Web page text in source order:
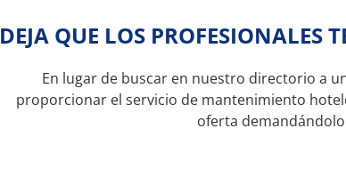
DEJA QUE LOS PROFESIONALES
En lugar de buscar en nuestro directorio a
proporcionar el servicio de mantenimiento
oferta